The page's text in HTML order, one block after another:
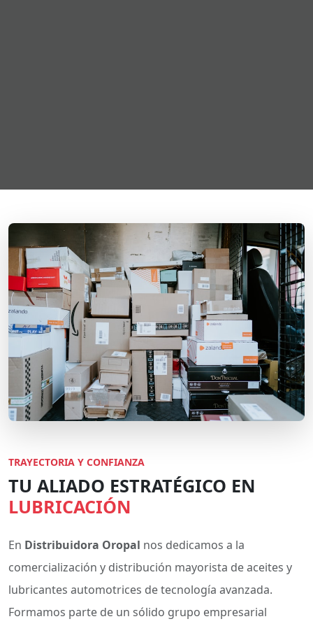
TRAYECTORIA Y CONFIANZA
TU ALIADO ESTRATÉGICO EN
LUBRICACIÓN
En Distribuidora Oropal nos dedicamos a la
comercialización y distribución mayorista de aceites y
lubricantes automotrices de tecnología avanzada.
Formamos parte de un sólido grupo empresarial